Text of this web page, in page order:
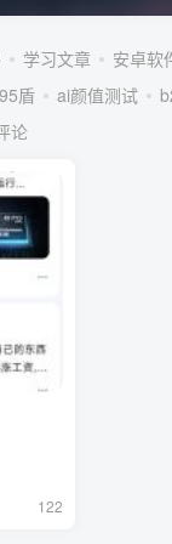
学习文章
安卓软
95盾 ai颜值测试
论
122